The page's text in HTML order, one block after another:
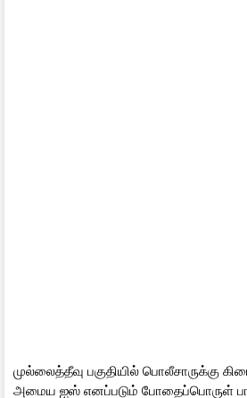
முல்லைத்தீவு பகுதியில் பொலீசாருக்கு
அமைய ஐஸ் எனப்படும் போதைப்பொருள்